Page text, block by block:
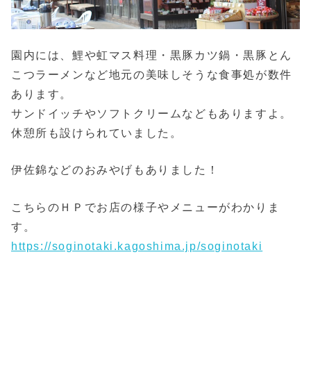
園内には、鯉や虹マス料理・黒豚カツ鍋・黒豚とん
こつラーメンなど地元の美味しそうな食事処が数件
あります。
サンドイッチやソフトクリームなどもありますよ。
休憩所も設けられていました。
伊佐錦などのおみやげもありました！
こちらのＨＰでお店の様子やメニューがわかりま
す。
https://soginotaki.kagoshima.jp/soginotaki